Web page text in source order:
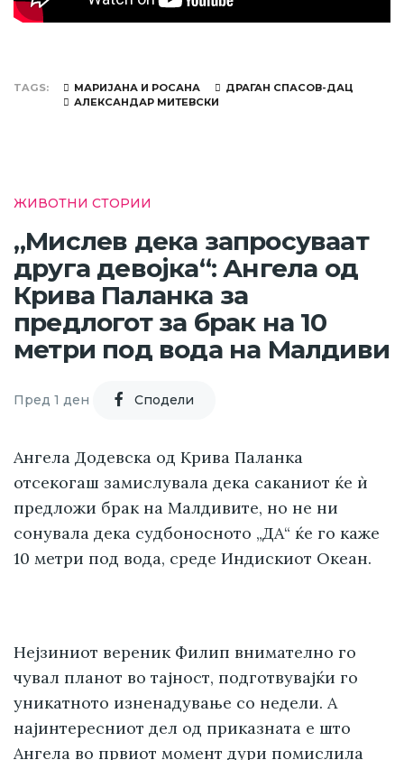
TAGS МАРИЈАНА И РОСАНА
ДРАГАН СПАСОВ-ДАЦ
АЛЕКСАНДАР МИТЕВСКИ
ЖИВОТНИ СТОРИИ
„Мислев дека запросуваат
друга девојка“: Ангела од
Крива Паланка за
предлогот за брак на 10
метри под вода на Малдиви
Пред 1 ден Cподели
Ангела Додевска од Крива Паланка
отсекогаш замислувала дека саканиот ќе ѝ
предложи брак на Малдивите, но не ни
сонувала дека судбоносното „ДА“ ќе го каже
10 метри под вода, среде Индискиот Океан.
Нејзиниот вереник Филип внимателно го
чувал планот во тајност, подготвувајќи го
уникатното изненадување со недели. А
најинтересниот дел од приказната е што
Ангела во првиот момент дури помислила